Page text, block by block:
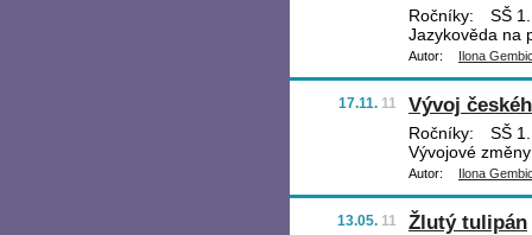
Ročníky:
SŠ
Jazykověda na
Autor: Ilona
17.11. 11 Vývoj
Ročníky:
SŠ
Vývojové
Autor: Ilona
13.05. 11 Žlutý tulipán